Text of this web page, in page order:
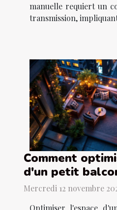
manuelle requiert un
transmission,
Comment
d'un petit
Mercredi 12 novembre
Optimiser l'espace